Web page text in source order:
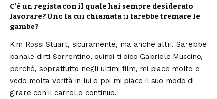
C’é un regista con il quale hai sempre desiderato
lavorare? Uno la cui chiamata ti farebbe tremare le
gambe?
Kim Rossi Stuart, sicuramente, ma anche altri. Sarebbe
banale dirti Sorrentino, quindi ti dico Gabriele Muccino,
perché, soprattutto negli ultimi film, mi piace molto e
vedo molta verità in lui e poi mi piace il suo modo di
girare con il carrello continuo.